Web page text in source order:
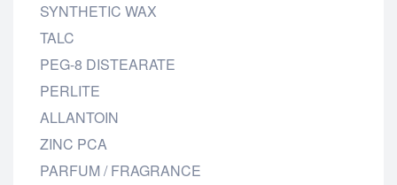
SYNTHETIC WAX
TALC
PEG-8 DISTEARATE
PERLITE
ALLANTOIN
ZINC PCA
PARFUM / FRAGRANCE